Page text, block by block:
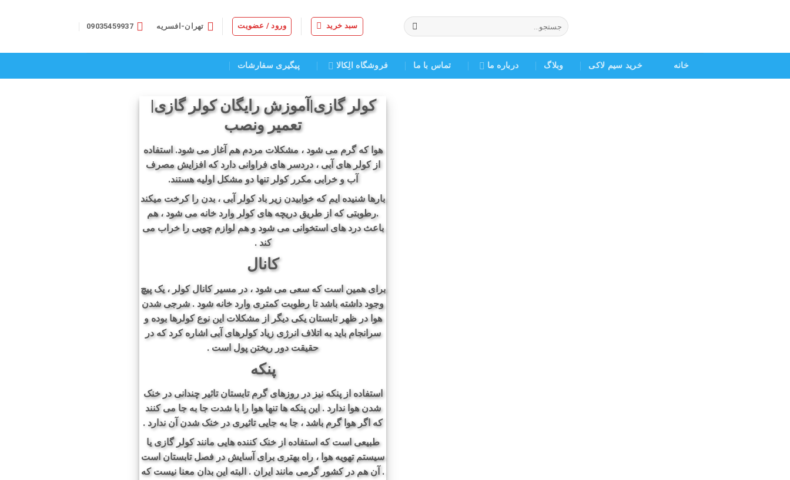
جستجو
برای:
سبد خرید ورود / عضویت تهران-افسریه 09035459937
خانه خرید سیم لاکی وبلاگ درباره ما تماس با ما فروشگاه الِکالا پیگیری سفارشات
کولر گازی|آموزش رایگان کولر گازی|
تعمیر ونصب
هوا که گرم می شود ، مشکلات مردم هم آغاز می شود. استفاده
از کولر های آبی ، دردسر های فراوانی دارد که افزایش مصرف
آب و خرابی مکرر کولر تنها دو مشکل اولیه هستند.
بارها شنیده ایم که خوابیدن زیر باد کولر آبی ، بدن را کرخت میکند
.رطوبتی که از طریق دریچه های کولر وارد خانه می شود ، هم
باعث درد های استخوانی می شود و هم لوازم چوبی را خراب می
کند .
کانال
برای همین است که سعی می شود ، در مسیر کانال کولر ، یک پیچ
وجود داشته باشد تا رطوبت کمتری وارد خانه شود . شرجی شدن
هوا در ظهر تابستان یکی دیگر از مشکلات این نوع کولرها بوده و
سرانجام باید به اتلاف انرژی زیاد کولرهای آبی اشاره کرد که در
حقیقت دور ریختن پول است .
پنکه
استفاده از پنکه نیز در روزهای گرم تابستان تاثیر چندانی در خنک
شدن هوا ندارد . این پنکه ها تنها هوا را با شدت جا به جا می کنند
که اگر هوا گرم باشد ، جا به جایی تاثیری در خنک شدن آن ندارد .
طبیعی است که استفاده از خنک کننده هایی مانند کولر گازی یا
سیستم تهویه هوا ، راه بهتری برای آسایش در فصل تابستان است
. آن هم در کشور گرمی مانند ایران . البته این بدان معنا نیست که